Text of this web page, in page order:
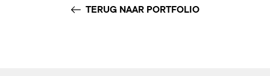
TERUG NAAR PORTFOLIO